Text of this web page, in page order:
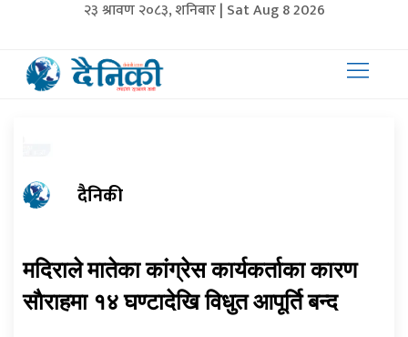
२३ श्रावण २०८३, शनिबार | Sat Aug 8 2026
दैनिकी
मदिराले मातेका कांग्रेस कार्यकर्ताका कारण
साैराहमा १४ घण्टादेखि विधुत आपूर्ति बन्द